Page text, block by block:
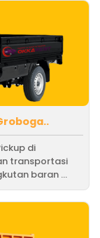
di
transportasi
baran ...